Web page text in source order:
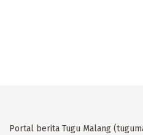
Portal berita Tugu Malang